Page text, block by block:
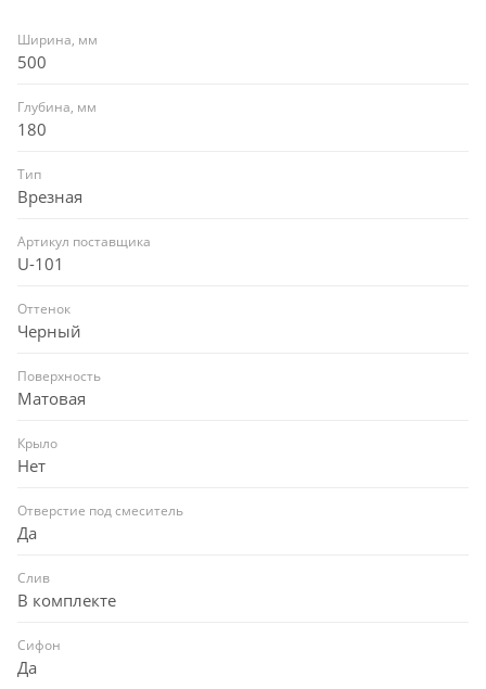
Ширина, мм
500
Глубина, мм
180
Тип
Врезная
Артикул поставщика
U-101
Оттенок
Черный
Поверхность
Матовая
Крыло
Нет
Отверстие под смеситель
Да
Слив
В комплекте
Сифон
Да